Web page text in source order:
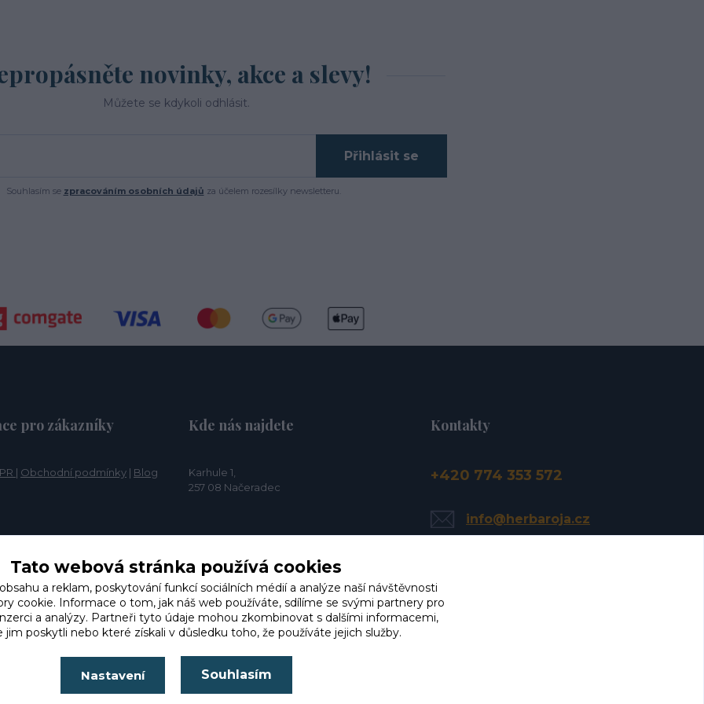
novinky, akce a slevy!
Můžete se kdykoli odhlásit.
Přihlásit se
Souhlasím se zpracováním osobních údajů za účelem rozesílky newsletteru.
pro zákazníky
| Obchodní podmínky | Blog
Kde nás najdete
Karhule 1,
257 08 Načeradec
Kontakty
+420 774 353 572
info@herbaroja.cz
Tato webová stránka používá cookies
a reklam, poskytování funkcí sociálních médií a analýze naší návštěvnosti
cookie. Informace o tom, jak náš web používáte, sdílíme se svými partnery pro
a analýzy. Partneři tyto údaje mohou zkombinovat s dalšími informacemi,
jim poskytli nebo které získali v důsledku toho, že používáte jejich služby.
Nastavení Souhlasím